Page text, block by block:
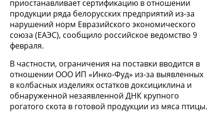
приостанавливает сертификацию в отношении
продукции ряда белорусских предприятий из-за
нарушений норм Евразийского экономического
союза (ЕАЭС), сообщило российское ведомство 9
февраля.
В частности, ограничения на поставки вводится в
отношении ООО ИП «Инко-Фуд» из-за выявленных
в колбасных изделиях остатков доксициклина и
обнаруженной незаявленной ДНК крупного
рогатого скота в готовой продукции из мяса птицы.